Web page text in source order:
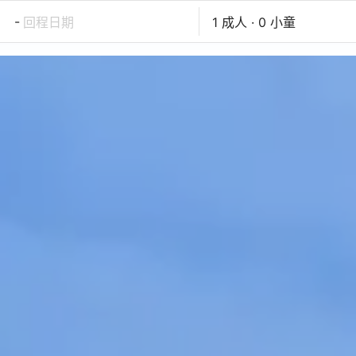
- 回程日期 1 成人 · 0 小童